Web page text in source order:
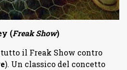
(Freak Show)
il Freak Show contro
). Un classico del concetto